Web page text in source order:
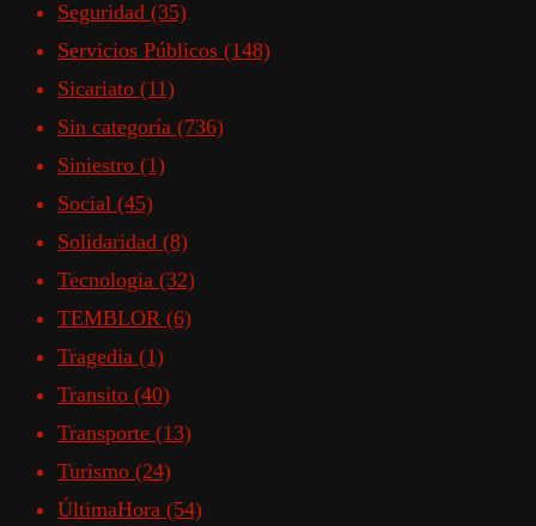
Seguridad (35)
Servicios Públicos (148)
Sicariato (11)
Sin categoría (736)
Siniestro (1)
Social (45)
Solidaridad (8)
Tecnologia (32)
TEMBLOR (6)
Tragedia (1)
Transito (40)
Transporte (13)
Turismo (24)
ÚltimaHora (54)